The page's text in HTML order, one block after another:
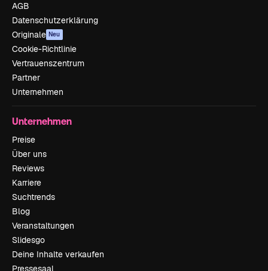
AGB
Datenschutzerklärung
Originale Neu
Cookie-Richtlinie
Vertrauenszentrum
Partner
Unternehmen
Unternehmen
Preise
Über uns
Reviews
Karriere
Suchtrends
Blog
Veranstaltungen
Slidesgo
Deine Inhalte verkaufen
Pressesaal